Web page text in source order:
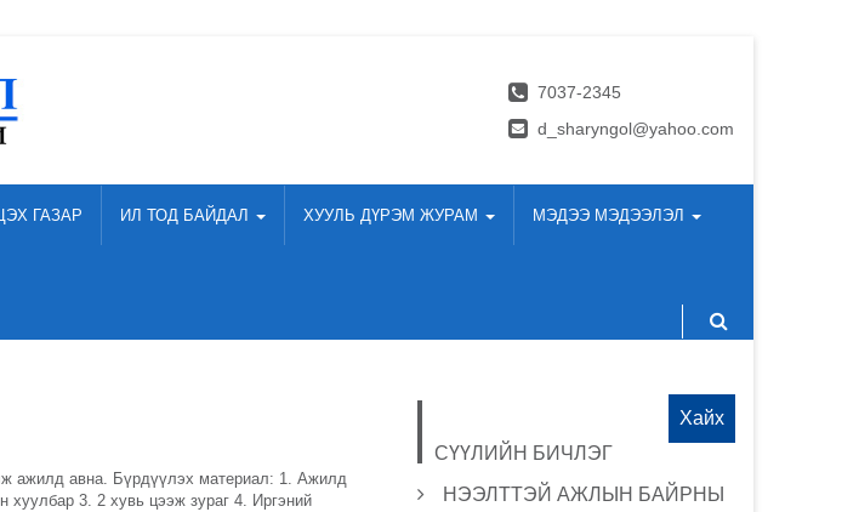
7037-2345
d_sharyngol@yahoo.com
ГАЗАР ИЛ ТОД БАЙДАЛ ХУУЛЬ ДҮРЭМ ЖУРАМ МЭДЭЭ МЭДЭЭЛЭЛ
авна. Бүрдүүлэх материал: 1. Ажилд
3. 2 хувь цээж зураг 4. Иргэний
СҮҮЛИЙН БИЧЛЭГ
НЭЭЛТТЭЙ АЖЛЫН БАЙРНЫ